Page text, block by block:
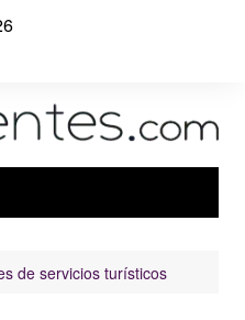
de servicios turísticos